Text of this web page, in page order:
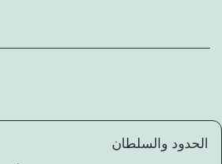
الحدود والسلطان